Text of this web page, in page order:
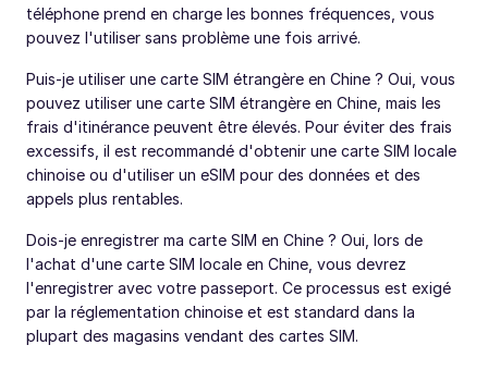
téléphone prend en charge les bonnes fréquences, vous
pouvez l'utiliser sans problème une fois arrivé.
Puis-je utiliser une carte SIM étrangère en Chine ? Oui, vous
pouvez utiliser une carte SIM étrangère en Chine, mais les
frais d'itinérance peuvent être élevés. Pour éviter des frais
excessifs, il est recommandé d'obtenir une carte SIM locale
chinoise ou d'utiliser un eSIM pour des données et des
appels plus rentables.
Dois-je enregistrer ma carte SIM en Chine ? Oui, lors de
l'achat d'une carte SIM locale en Chine, vous devrez
l'enregistrer avec votre passeport. Ce processus est exigé
par la réglementation chinoise et est standard dans la
plupart des magasins vendant des cartes SIM.